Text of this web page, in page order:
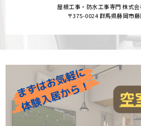
屋根工事・防水工事専門 株式
〒375-0024 群馬県藤岡市